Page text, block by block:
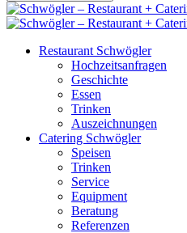
Restaurant Schwögler
Hochzeitsanfragen
Geschichte
Essen
Trinken
Auszeichnungen
Catering Schwögler
Speisen
Trinken
Service
Equipment
Beratung
Referenzen